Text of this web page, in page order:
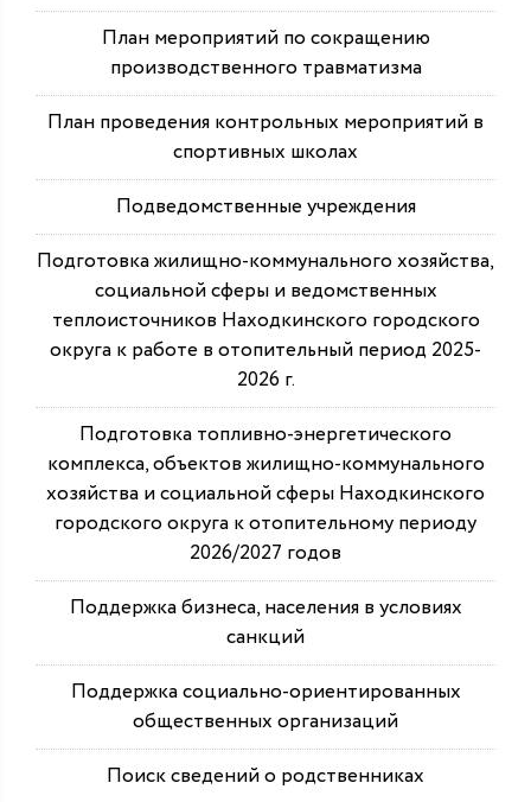
План мероприятий по сокращению
производственного травматизма
План проведения контрольных мероприятий в
спортивных школах
Подведомственные учреждения
Подготовка жилищно-коммунального хозяйства,
социальной сферы и ведомственных
теплоисточников Находкинского городского
округа к работе в отопительный период 2025-
2026 г.
Подготовка топливно-энергетического
комплекса, объектов жилищно-коммунального
хозяйства и социальной сферы Находкинского
городского округа к отопительному периоду
2026/2027 годов
Поддержка бизнеса, населения в условиях
санкций
Поддержка социально-ориентированных
общественных организаций
Поиск сведений о родственниках